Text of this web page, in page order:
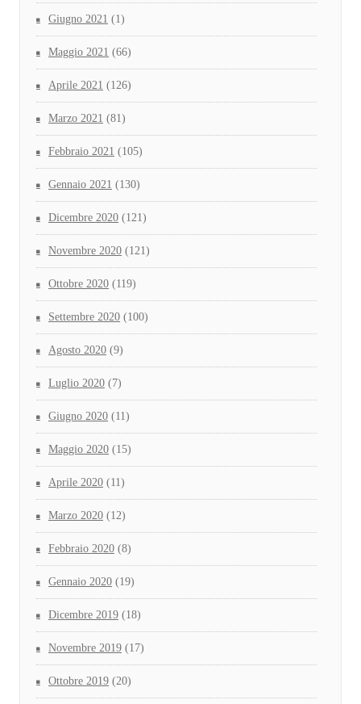
Giugno 2021 (1)
Maggio 2021 (66)
Aprile 2021 (126)
Marzo 2021 (81)
Febbraio 2021 (105)
Gennaio 2021 (130)
Dicembre 2020 (121)
Novembre 2020 (121)
Ottobre 2020 (119)
Settembre 2020 (100)
Agosto 2020 (9)
Luglio 2020 (7)
Giugno 2020 (11)
Maggio 2020 (15)
Aprile 2020 (11)
Marzo 2020 (12)
Febbraio 2020 (8)
Gennaio 2020 (19)
Dicembre 2019 (18)
Novembre 2019 (17)
Ottobre 2019 (20)